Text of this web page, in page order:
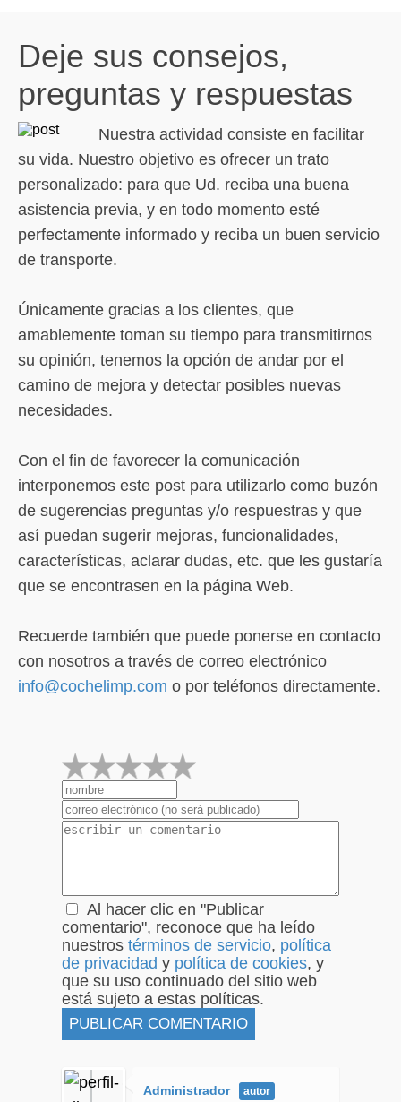
Deje sus consejos,
preguntas y respuestas
Nuestra actividad consiste en facilitar
su vida. Nuestro objetivo es ofrecer un trato
personalizado: para que Ud. reciba una buena
asistencia previa, y en todo momento esté
perfectamente informado y reciba un buen servicio
de transporte.
Únicamente gracias a los clientes, que
amablemente toman su tiempo para transmitirnos
su opinión, tenemos la opción de andar por el
camino de mejora y detectar posibles nuevas
necesidades.
Con el fin de favorecer la comunicación
interponemos este post para utilizarlo como buzón
de sugerencias preguntas y/o respuestras y que
así puedan sugerir mejoras, funcionalidades,
características, aclarar dudas, etc. que les gustaría
que se encontrasen en la página Web.
Recuerde también que puede ponerse en contacto
con nosotros a través de correo electrónico
info@cochelimp.com o por teléfonos directamente.
2
1
Al hacer clic en "Publicar
comentario", reconoce que ha leído
nuestros términos de servicio, política
de privacidad y política de cookies, y
que su uso continuado del sitio web
está sujeto a estas políticas.
Administrador